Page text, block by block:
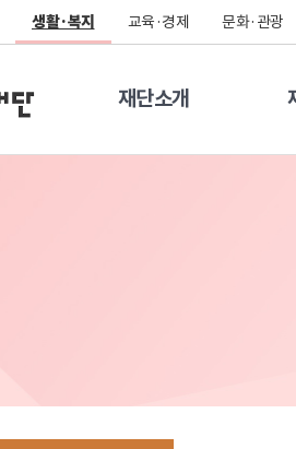
생활·복지 교육·경제 문화·관광
재단소개